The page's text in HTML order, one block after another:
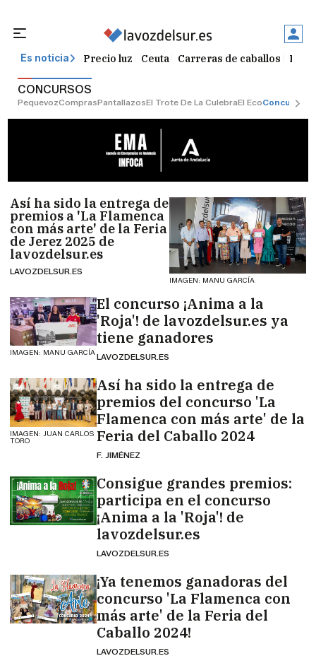
Es noticia Precio luz Ceuta Carreras de caballos
CONCURSOS
PequevozComprasPantallazosEl Trote De La CulebraEl EcoConcursos
IMAGEN: MANU GARCÍA
Así ha sido la entrega de
premios a 'La Flamenca
con más arte' de la Feria
de Jerez 2025 de
lavozdelsur.es
LAVOZDELSUR.ES
IMAGEN: MANU GARCÍA
El concurso ¡Anima a la
'Roja'! de lavozdelsur.es ya
tiene ganadores
LAVOZDELSUR.ES
IMAGEN: JUAN CARLOS
TORO
Así ha sido la entrega de
premios del concurso 'La
Flamenca con más arte' de la
Feria del Caballo 2024
F. JIMÉNEZ
Consigue grandes premios:
participa en el concurso
¡Anima a la 'Roja'! de
lavozdelsur.es
LAVOZDELSUR.ES
¡Ya tenemos ganadoras del
concurso 'La Flamenca con
más arte' de la Feria del
Caballo 2024!
LAVOZDELSUR.ES